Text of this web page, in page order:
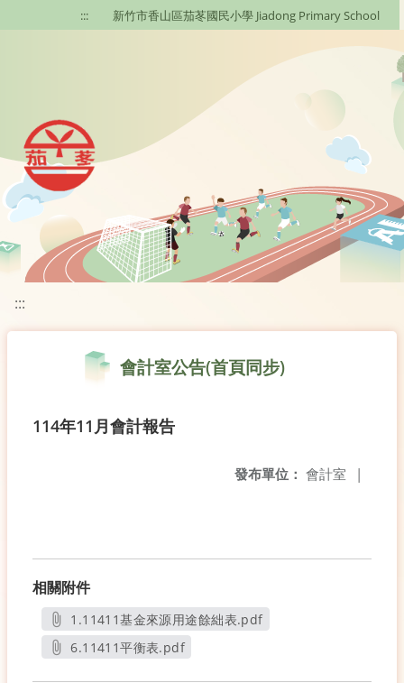
移至網頁之主要內容區位置
::: 新竹市香山區茄苳國民小學 Jiadong Primary School
:::
會計室公告(首頁同步)
114年11月會計報告
發布單位： 會計室 |
相關附件
1.11411基金來源用途餘絀表.pdf
另開新視窗
6.11411平衡表.pdf